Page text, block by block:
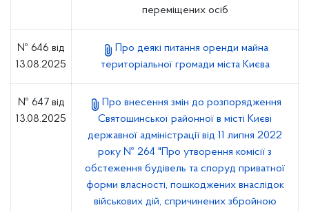
переміщених осіб
№ 646 від
13.08.2025
Про деякі питання оренди майна
територіальної громади міста Києва
№ 647 від
13.08.2025
Про внесення змін до розпорядження
Святошинської районної в місті Києві
державної адміністрації від 11 липня 2022
року № 264 "Про утворення комісії з
обстеження будівель та споруд приватної
форми власності, пошкоджених внаслідок
військових дій, спричинених збройною